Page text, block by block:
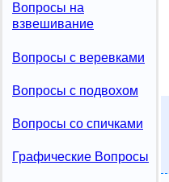
Вопросы на
взвешивание
Вопросы с веревками
Вопросы с подвохом
Вопросы со спичками
Графические Вопросы